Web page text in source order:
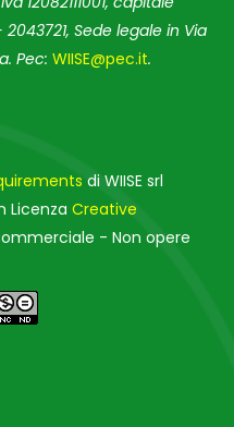
Sede legale in Via
Pec: WIISE@pec.it.
di WIISE srl
Licenza Creative
- Non opere